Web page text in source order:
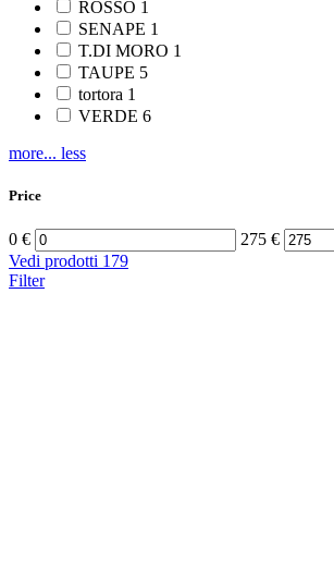
ROSSO 1
SENAPE 1
T.DI MORO 1
TAUPE 5
tortora 1
VERDE 6
more... less
Price
0 € 275 €
Vedi prodotti 179
Filter